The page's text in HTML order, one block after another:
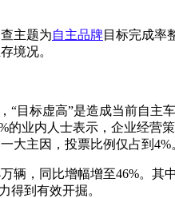
主题为自主品牌目标完成率
境况。
“目标虚高”是造成当前自
的业内人士表示，企业经
主因，投票比例仅占到4%
辆，同比增幅增至46%。其
得到有效开掘。